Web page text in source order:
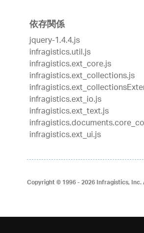
依存関係
jquery-1.4.4.js
infragistics.util.js
infragistics.ext_core.js
infragistics.ext_collections.js
infragistics.ext_io.js
infragistics.ext_text.js
infragistics.ext_ui.js
Copyright © 1996 - 2026Infragistics,